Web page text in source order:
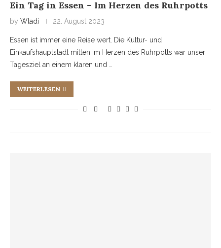
Ein Tag in Essen – Im Herzen des Ruhrpotts
by Wladi 22. August 2023
Essen ist immer eine Reise wert. Die Kultur- und
Einkaufshauptstadt mitten im Herzen des Ruhrpotts war unser
Tagesziel an einem klaren und …
WEITERLESEN